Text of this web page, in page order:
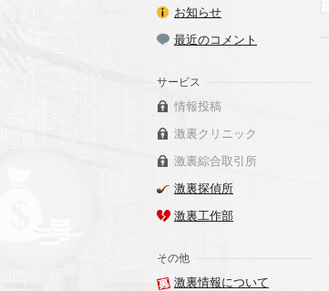
お知らせ
最近のコメント
サービス
情報投稿
激裏クリニック
激裏綜合取引所
激裏探偵所
激裏工作部
その他
激裏情報について